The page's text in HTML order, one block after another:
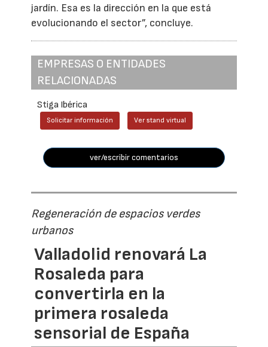
jardín. Esa es la dirección en la que está
evolucionando el sector”, concluye.
EMPRESAS O ENTIDADES
RELACIONADAS
Stiga Ibérica
Solicitar información Ver stand virtual
ver/escribir comentarios
Regeneración de espacios verdes
urbanos
Valladolid renovará La
Rosaleda para
convertirla en la
primera rosaleda
sensorial de España